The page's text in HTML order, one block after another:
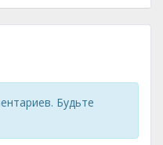
Будьте